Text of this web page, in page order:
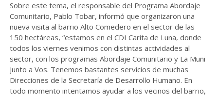
Sobre este tema, el responsable del Programa Abordaje
Comunitario, Pablo Tobar, informó que organizaron una
nueva visita al barrio Alto Comedero en el sector de las
150 hectáreas, “estamos en el CDI Carita de Luna, donde
todos los viernes venimos con distintas actividades al
sector, con los programas Abordaje Comunitario y La Muni
Junto a Vos. Tenemos bastantes servicios de muchas
Direcciones de la Secretaría de Desarrollo Humano. En
todo momento intentamos ayudar a los vecinos del barrio,